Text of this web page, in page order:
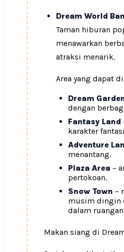
Dream World
Taman hiburan
menawarkan
atraksi menarik.
Area yang dapat
Dream
dengan
Fantasy Land
karakter
Adventure
menantang.
Plaza Area –
pertokoan.
Snow Town –
musim dingin
dalam
Makan siang di